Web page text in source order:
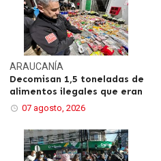
ARAUCANÍA
Decomisan 1,5 toneladas de
alimentos ilegales que eran
07 agosto, 2026